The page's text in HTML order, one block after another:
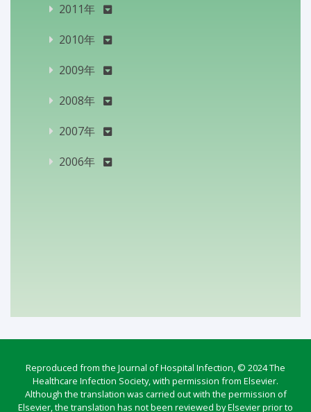
2011年
2010年
2009年
2008年
2007年
2006年
Reproduced from the Journal of Hospital Infection, © 2024 The
Healthcare Infection Society, with permission from Elsevier.
Although the translation was carried out with the permission of
Elsevier, the translation has not been reviewed by Elsevier prior to